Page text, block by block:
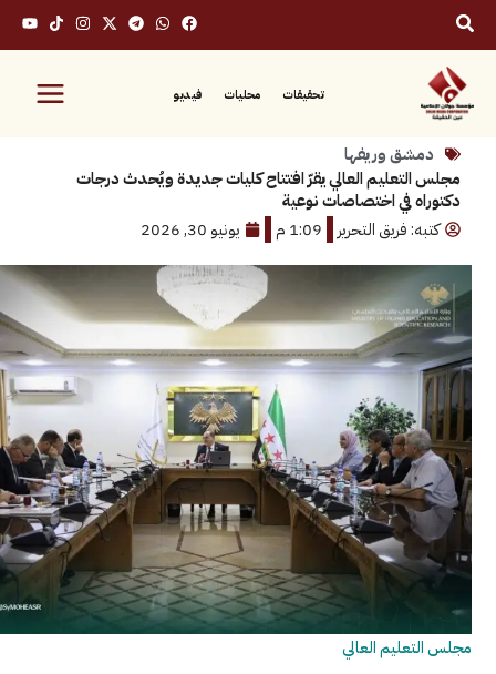
محليات فيديو
وريفها
العالي يقرّ افتتاح كليات جديدة ويُحدث درجات
في اختصاصات نوعية
فريق التحرير
1:09 م يونيو 30, 2026
العالي